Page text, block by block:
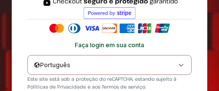
Faça login em sua conta
Português
Este site está sob a proteção do reCAPTCHA, estando sujeito à
Políticas de Privacidade e aos Termos de serviço.